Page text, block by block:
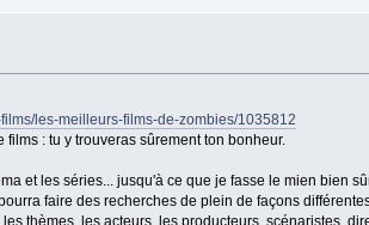
les-meilleurs-films-de-zombies/1035812
: tu y trouveras sûrement ton bonheur.
et les séries... jusqu'à ce que je fasse le mien bien
faire des recherches de plein de façons
thèmes, les acteurs, les producteurs, scénaristes,